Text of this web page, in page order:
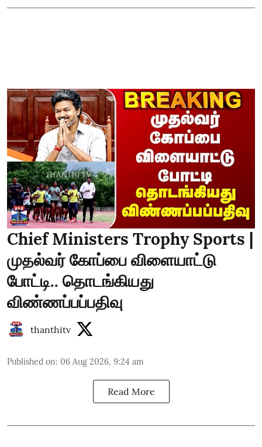
Chief Ministers Trophy Sports |
முதல்வர் கோப்பை விளையாட்டு
போட்டி.. தொடங்கியது
விண்ணப்பப்பதிவு
thanthitv
Published on: 06 Aug 2026, 9:24 am
Read More